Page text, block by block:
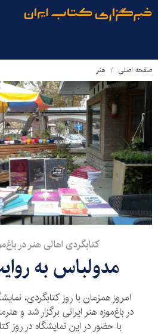
صفحه اصلی هنر
کتابگردی اهالی هنر در
مدولباس به
امروز همزمان با روز کتابگردی،
در باغ‌موزه هنر ایرانی برگزار شد و
با حضور در این نمایشگاه در روز